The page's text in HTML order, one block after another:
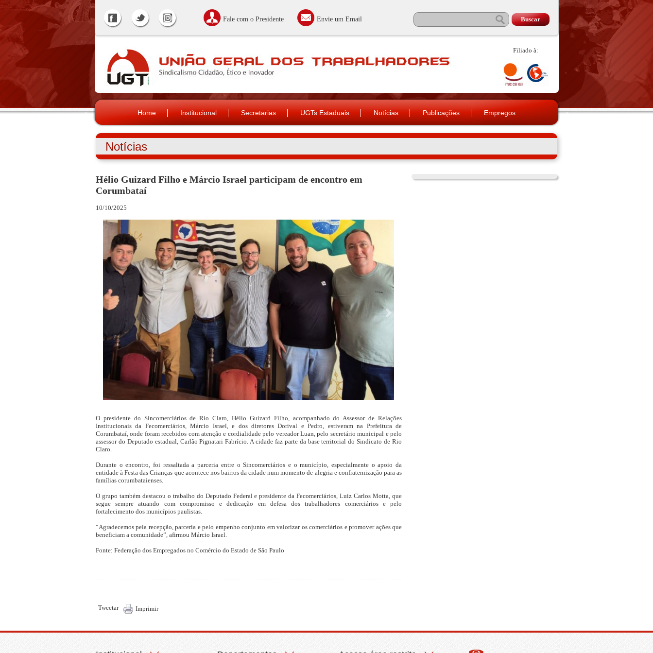
Fale com o Presidente Envie um Email
Filiado à:
Home Institucional Secretarias UGTs Estaduais Notícias Publicações Empregos
Notícias
Hélio Guizard Filho e Márcio Israel participam de encontro em
Corumbataí
10/10/2025
O presidente do Sincomerciários de Rio Claro, Hélio Guizard Filho, acompanhado do Assessor de Relações
Institucionais da Fecomerciários, Márcio Israel, e dos diretores Dorival e Pedro, estiveram na Prefeitura de
Corumbataí, onde foram recebidos com atenção e cordialidade pelo vereador Luan, pelo secretário municipal e pelo
assessor do Deputado estadual, Carlão Pignatari Fabrício. A cidade faz parte da base territorial do Sindicato de Rio
Claro.
Durante o encontro, foi ressaltada a parceria entre o Sincomerciários e o município, especialmente o apoio da
entidade à Festa das Crianças que acontece nos bairros da cidade num momento de alegria e confraternização para as
famílias corumbataienses.
O grupo também destacou o trabalho do Deputado Federal e presidente da Fecomerciários, Luiz Carlos Motta, que
segue sempre atuando com compromisso e dedicação em defesa dos trabalhadores comerciários e pelo
fortalecimento dos municípios paulistas.
“Agradecemos pela recepção, parceria e pelo empenho conjunto em valorizar os comerciários e promover ações que
beneficiam a comunidade”, afirmou Márcio Israel.
Fonte: Federação dos Empregados no Comércio do Estado de São Paulo
Tweetar Imprimir